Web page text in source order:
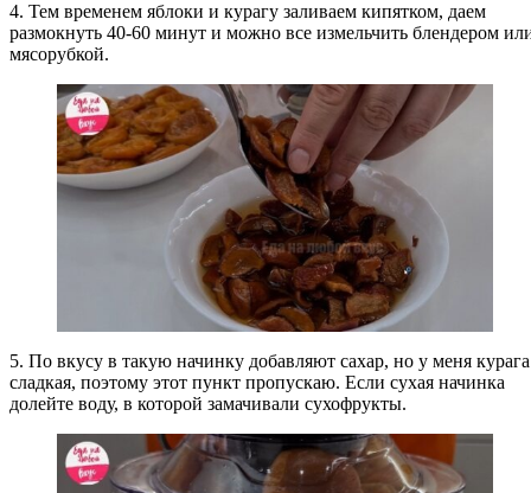
4. Тем временем яблоки и курагу заливаем кипятком, даем
размокнуть 40-60 минут и можно все измельчить блендером
мясорубкой.
5. По вкусу в такую начинку добавляют сахар, но у меня курага
сладкая, поэтому этот пункт пропускаю. Если сухая начинка
долейте воду, в которой замачивали сухофрукты.